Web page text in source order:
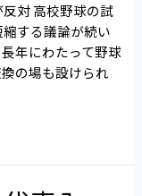
対 高校野球の試
する議論が続い
年にわたって野球
の場も設けられ